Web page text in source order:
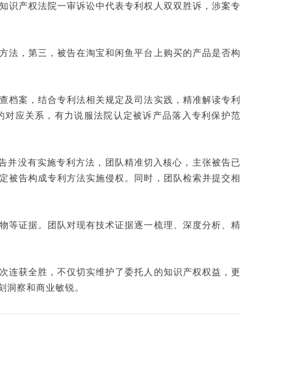
识产权法院一审诉讼中代表专利权人双双胜诉，涉案专
法，第三，被告在淘宝和闲鱼平台上购买的产品是否构
案，结合专利法相关规定及司法实践，精准解读专利
应关系，有力说服法院认定被诉产品落入专利保护范
并没有实施专利方法，团队精准切入核心，主张被告已
被告构成专利方法实施侵权。同时，团队检索并提交相
等证据。团队对现有技术证据逐一梳理、深度分析、精
连获全胜，不仅切实维护了委托人的知识产权权益，更
察和商业敏锐。